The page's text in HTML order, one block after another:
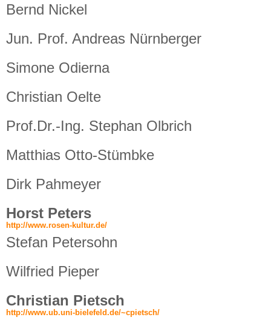
Bernd Nickel
Jun. Prof. Andreas Nürnberger
Simone Odierna
Christian Oelte
Prof.Dr.-Ing. Stephan Olbrich
Matthias Otto-Stümbke
Dirk Pahmeyer
Horst Peters
http://www.rosen-kultur.de/
Stefan Petersohn
Wilfried Pieper
Christian Pietsch
http://www.ub.uni-bielefeld.de/~cpietsch/